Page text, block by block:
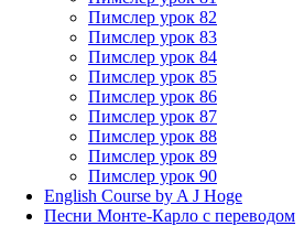
Пимслер урок 82
Пимслер урок 83
Пимслер урок 84
Пимслер урок 85
Пимслер урок 86
Пимслер урок 87
Пимслер урок 88
Пимслер урок 89
Пимслер урок 90
English Course by A J Hoge
Песни Монте-Карло с переводом